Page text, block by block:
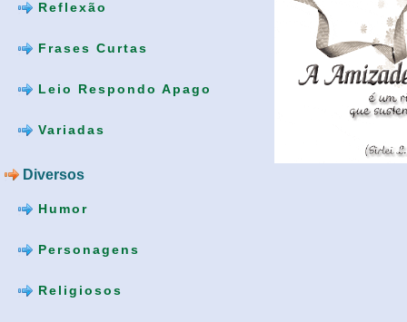
Reflexão
Frases Curtas
Leio Respondo Apago
Variadas
Diversos
Humor
Personagens
Religiosos